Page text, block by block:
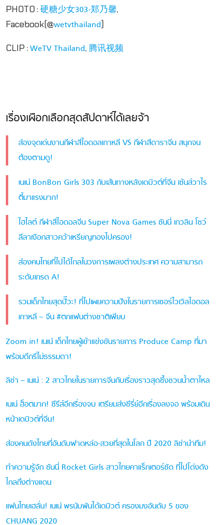
PHOTO : 硬糖少女303-郑乃馨,
Facebook(@wetvthailand)
CLIP : WeTV Thailand, 腾讯视频
เรื่องเผือกเลือกสุดสัปดาห์ได้เลยจ้า
ส่องจุดเด่นงานกีฬาสีไอดอลเกาหลี VS กีฬาสีดาราจีน สนุกจน
ต้องตามดู!
เนเน่ BonBon Girls 303 กับเส้นทางหลังเดบิวต์ที่จีน เซ้นส์วาไร
ตี้มาแรงมาก!
ไฮไลต์ กีฬาสีไอดอลจีน Super Nova Games ซันนี่ เกวลิน โชว์
ลีลาเงือกสาวคว้าเหรียญทองไปครอง!
ส่องคนไทยที่ไปได้ไกลในวงการเพลงต่างประเทศ ความสามารถ
ระดับเกรด A!
รวมเด็กไทยสุดปั๊วะ! ที่ไปเผยความปังในรายการเซอร์ไวเวิลไอดอล
เกาหลี – จีน #ตกแฟนต่างชาติเพียบ
Zoom in! เนเน่ เด็กไทยผู้เข้าแข่งขันรายการ Produce Camp ที่มา
พร้อมดีกรีไม่ธรรมดา!
ลิซ่า – เนเน่ : 2 สาวไทยในรายการจีนกับเรื่องราวสุดซึ้งชวนน้ำตาไหล
เนเน่ ฮ็อตมาก! ซีรีส์อีกเรื่องจบ เตรียมส่งซีรี่ย์อีกเรื่องลงจอ พร้อมเดิน
หน้าเดบิวต์ที่จีน!
ส่องคนดังไทยที่อันดับฟาดหล่อ-สวยที่สุดในโลก ปี 2020 ลิซ่านำทีม!
ทำความรู้จัก ซันนี่ Rocket Girls สาวไทยคาแร็กเตอร์ชัด ที่ไปโด่งดัง
ไกลถึงต่างแดน
แฟนไทยเฮลั่น! เนเน่ พรนับพันได้เดบิวต์ ครองมงอันดับ 5 ของ
CHUANG 2020